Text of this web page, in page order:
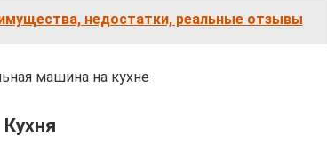
недостатки, реальные отзывы
машина на кухне
Кухня